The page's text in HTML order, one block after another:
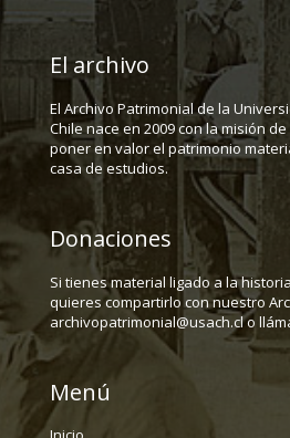
El archivo
El Archivo Patrimonial de la
Chile nace en 2009 con la misión
poner en valor el patrimonio
casa de estudios.
Donaciones
Si tienes material ligado a la
quieres compartirlo con nuestro
archivopatrimonial@usach.cl o
Menú